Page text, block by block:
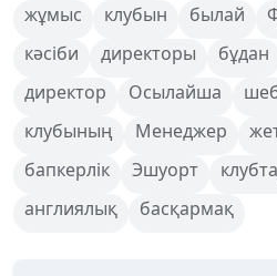
жұмыс
клубын былай
кәсіби
директоры бұдан
директор
Осылайша
клубының
Менеджер
бапкерлік
Эшуорт
англиялық
басқармақ